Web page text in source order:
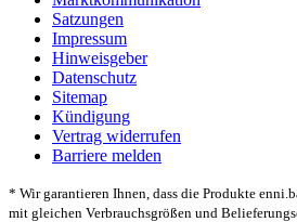
Satzungen
Impressum
Hinweisgeber
Datenschutz
Sitemap
Kündigung
Vertrag widerrufen
Barriere melden
* Wir garantieren Ihnen, dass die Produkte
mit gleichen Verbrauchsgrößen und